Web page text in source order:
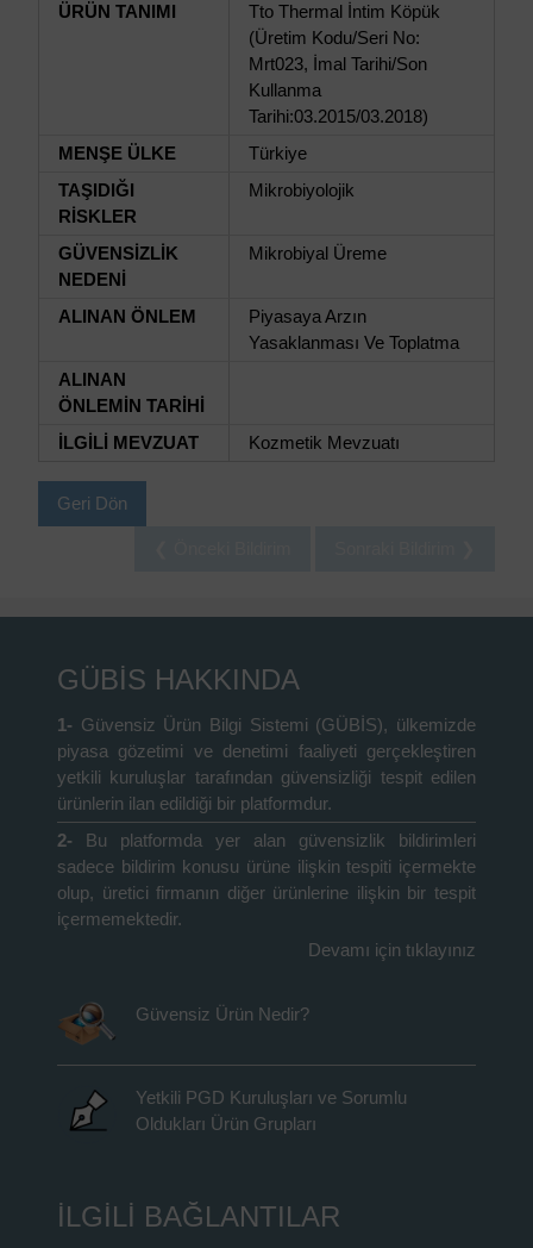
ÜRÜN TANIMI
Tto Thermal İntim Köpük
(Üretim Kodu/Seri No:
Mrt023, İmal Tarihi/Son
Kullanma
Tarihi:03.2015/03.2018)
MENŞE ÜLKE
Türkiye
TAŞIDIĞI
RİSKLER
Mikrobiyolojik
GÜVENSİZLİK
NEDENİ
Mikrobiyal Üreme
ALINAN ÖNLEM
Piyasaya Arzın
Yasaklanması Ve Toplatma
ALINAN
ÖNLEMİN TARİHİ
İLGİLİ MEVZUAT
Kozmetik Mevzuatı
Geri Dön
GÜBİS HAKKINDA
1- Güvensiz Ürün Bilgi Sistemi (GÜBİS), ülkemizde
piyasa gözetimi ve denetimi faaliyeti gerçekleştiren
yetkili kuruluşlar tarafından güvensizliği tespit edilen
ürünlerin ilan edildiği bir platformdur.
2-
Bu platformda yer alan güvensizlik bildirimleri
sadece bildirim konusu ürüne ilişkin tespiti içermekte
olup, üretici firmanın diğer ürünlerine ilişkin bir tespit
içermemektedir.
Devamı için tıklayınız
Güvensiz Ürün Nedir?
Yetkili PGD Kuruluşları ve Sorumlu
Oldukları Ürün Grupları
İLGİLİ BAĞLANTILAR